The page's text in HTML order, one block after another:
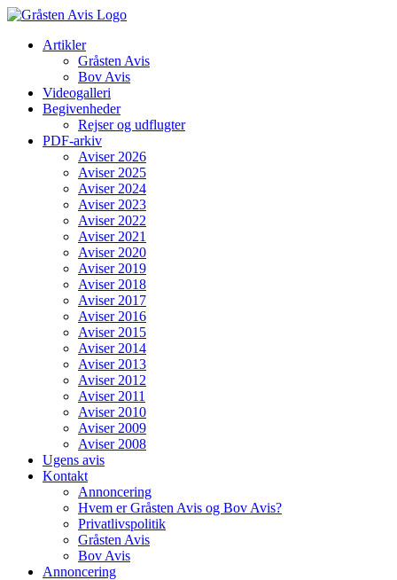
Skip
contentArtikler
Gråsten Avis
Bov Avis
Videogalleri
Begivenheder
Rejser og udflugter
PDF-arkiv
Aviser 2026
Aviser 2025
Aviser 2024
Aviser 2023
Aviser 2022
Aviser 2021
Aviser 2020
Aviser 2019
Aviser 2018
Aviser 2017
Aviser 2016
Aviser 2015
Aviser 2014
Aviser 2013
Aviser 2012
Aviser 2011
Aviser 2010
Aviser 2009
Aviser 2008
Ugens avis
Kontakt
Annoncering
Hvem er Gråsten Avis og Bov Avis?
Privatlivspolitik
Gråsten Avis
Bov Avis
Annoncering